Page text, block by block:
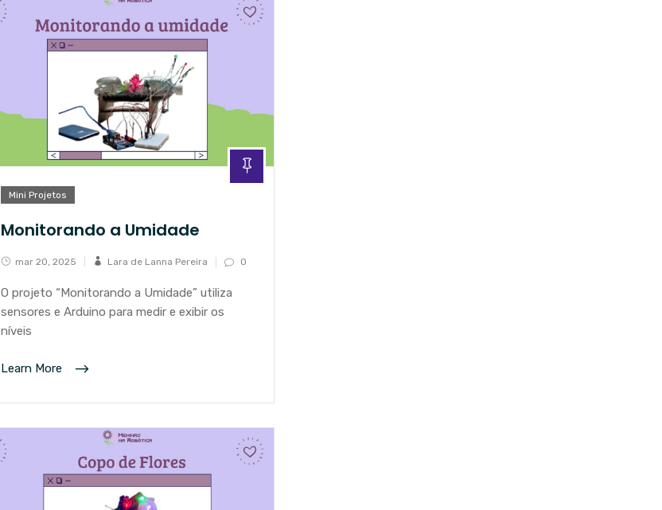
Mini Projetos
Monitorando a Umidade
mar 20, 2025 Lara de Lanna Pereira 0
O projeto “Monitorando a Umidade” utiliza
sensores e Arduino para medir e exibir os
níveis
Learn More